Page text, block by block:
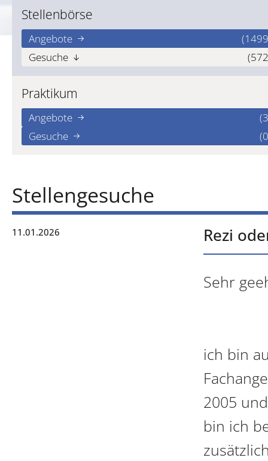
Stellenbörse
Angebote
Gesuche
Praktikum
Angebote
Gesuche
Stellengesuche
11.01.2026 Rezi
Sehr
ich bin
2005
bin ich